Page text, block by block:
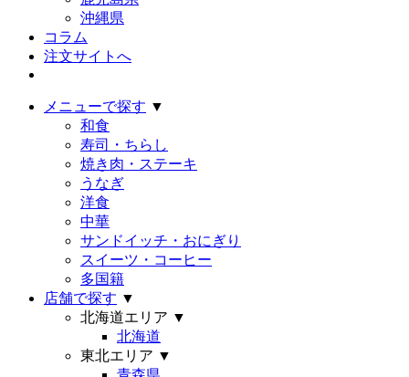
沖縄県
コラム
注文サイトへ
メニューで探す ▼
和食
寿司・ちらし
焼き肉・ステーキ
うなぎ
洋食
中華
サンドイッチ・おにぎり
スイーツ・コーヒー
多国籍
店舗で探す ▼
北海道エリア ▼
北海道
東北エリア ▼